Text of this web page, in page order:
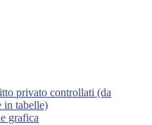
privato controllati (da
in tabelle)
grafica